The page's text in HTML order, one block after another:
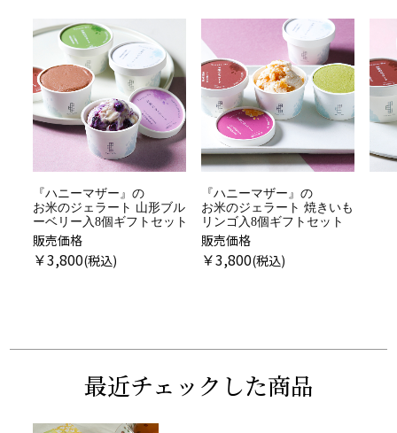
『ハニーマザー』の
お米のジェラート 山形ブル
ーベリー入8個ギフトセット
販売価格
￥3,800
『ハニーマザー』の
お米のジェラート 焼きいも
リンゴ入8個ギフトセット
販売価格
￥3,800
最近チェックした商品